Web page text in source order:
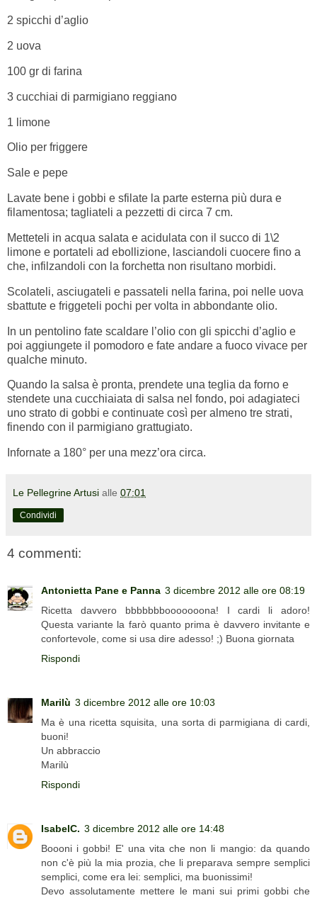
2 spicchi d’aglio
2 uova
100 gr di farina
3 cucchiai di parmigiano reggiano
1 limone
Olio per friggere
Sale e pepe
Lavate bene i gobbi e sfilate la parte esterna più dura e
filamentosa; tagliateli a pezzetti di circa 7 cm.
Metteteli in acqua salata e acidulata con il succo di 1\2
limone e portateli ad ebollizione, lasciandoli cuocere fino a
che, infilzandoli con la forchetta non risultano morbidi.
Scolateli, asciugateli e passateli nella farina, poi nelle uova
sbattute e friggeteli pochi per volta in abbondante olio.
In un pentolino fate scaldare l’olio con gli spicchi d’aglio e
poi aggiungete il pomodoro e fate andare a fuoco vivace per
qualche minuto.
Quando la salsa è pronta, prendete una teglia da forno e
stendete una cucchiaiata di salsa nel fondo, poi adagiateci
uno strato di gobbi e continuate così per almeno tre strati,
finendo con il parmigiano grattugiato.
Infornate a 180° per una mezz’ora circa.
Le Pellegrine Artusi alle 07:01
Condividi
4 commenti:
Antonietta Pane e Panna 3 dicembre 2012 alle ore 08:19
Ricetta davvero bbbbbbbooooooona! I cardi li adoro!
Questa variante la farò quanto prima è davvero invitante e
confortevole, come si usa dire adesso! ;) Buona giornata
Rispondi
Marilù 3 dicembre 2012 alle ore 10:03
Ma è una ricetta squisita, una sorta di parmigiana di cardi,
buoni!
Un abbraccio
Marilù
Rispondi
IsabelC. 3 dicembre 2012 alle ore 14:48
Boooni i gobbi! E' una vita che non li mangio: da quando
non c'è più la mia prozia, che li preparava sempre semplici
semplici, come era lei: semplici, ma buonissimi!
Devo assolutamente mettere le mani sui primi gobbi che